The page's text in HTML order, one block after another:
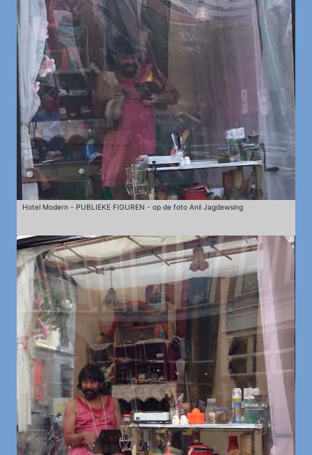
Hotel Modern - PUBLIEKE FIGUREN - op de foto Anil Jagdewsing